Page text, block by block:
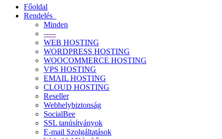
Főoldal
Rendelés
Minden
-----
WEB HOSTING
WORDPRESS HOSTING
WOOCOMMERCE HOSTING
VPS HOSTING
EMAIL HOSTING
CLOUD HOSTING
Reseller
Webhelybiztonság
SocialBee
SSL tanúsítványok
E-mail Szolgáltatások